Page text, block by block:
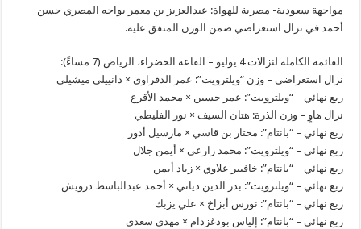
مواجهة سعودية- مصرية للهواة: عبدالعزيز بن معمر يواجه المصري حسن
أحمد في نزال استعراضي ضمن الوزن المتفق عليه.
القائمة الكاملة لنزالات 4 يوليو – القاعة الخضراء، الرياض (7 مساءً):
نزال استعراضي – وزن “ويلترويت”: عمر الدفراوي × دانييلي ميشيلي
ربع نهائي – “ويلترويت”: عمر حسين × محمد الأقرع
نزال هاوٍ – وزن الذرة: هتان السيف × نور الفليطي
ربع نهائي – “بانتام”: مختار بن قاسي × مارسيل أدور
ربع نهائي – “ويلترويت”: محمد زارعي × أيمن جلال
ربع نهائي – “بانتام”: خافيير علاوي × زياد أيمن
ربع نهائي – “ويلترويت”: بدر الدين دياني × أحمد عبدالباسط درويش
ربع نهائي – “بانتام”: نورس أبزاخ × علي يزبك
ربع نهائي – “بانتام”: إلياس بودغزدام × مهدي سعدي